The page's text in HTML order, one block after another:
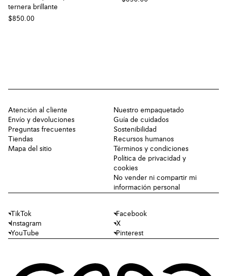
ternera brillante
$850.00
Atención al cliente
Envío y devoluciones
Preguntas frecuentes
Tiendas
Mapa del sitio
Nuestro empaquetado
Guía de cuidados
Sostenibilidad
Recursos humanos
Términos y condiciones
Política de privacidad y
cookies
No vender ni compartir mi
información personal
TikTok
Facebook
Instagram
X
YouTube
Pinterest